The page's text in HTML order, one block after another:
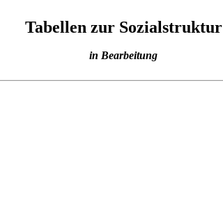
Tabellen zur Sozialstruktur
in Bearbeitung